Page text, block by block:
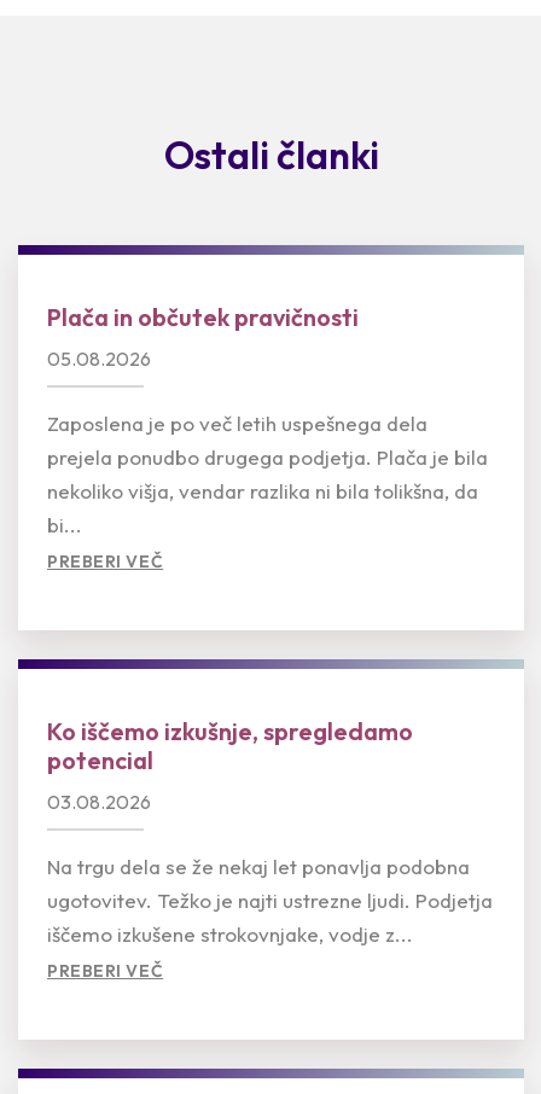
Ostali članki
Plača in občutek pravičnosti
05.08.2026
Zaposlena je po več letih uspešnega dela
prejela ponudbo drugega podjetja. Plača je bila
nekoliko višja, vendar razlika ni bila tolikšna, da
bi...
PREBERI VEČ
Ko iščemo izkušnje, spregledamo
potencial
03.08.2026
Na trgu dela se že nekaj let ponavlja podobna
ugotovitev. Težko je najti ustrezne ljudi. Podjetja
iščemo izkušene strokovnjake, vodje z...
PREBERI VEČ